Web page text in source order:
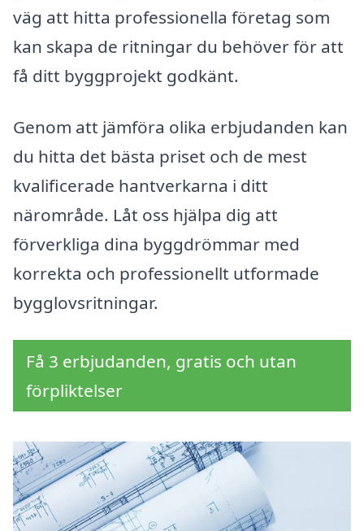
väg att hitta professionella företag som
kan skapa de ritningar du behöver för att
få ditt byggprojekt godkänt.
Genom att jämföra olika erbjudanden kan
du hitta det bästa priset och de mest
kvalificerade hantverkarna i ditt
närområde. Låt oss hjälpa dig att
förverkliga dina byggdrömmar med
korrekta och professionellt utformade
bygglovsritningar.
Få 3 erbjudanden, gratis och utan
förpliktelser